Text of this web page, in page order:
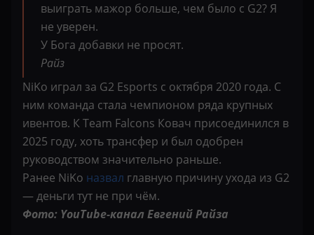
выиграть мажор больше, чем было с G2? Я
не уверен.
У Бога добавки не просят.
Райз
NiKo играл за G2 Esports с октября 2020 года. С
ним команда стала чемпионом ряда крупных
ивентов. К Team Falcons Ковач присоединился в
2025 году, хоть трансфер и был одобрен
руководством значительно раньше.
Ранее NiKo назвал главную причину ухода из G2
— деньги тут не при чём.
Фото: YouTube-канал Евгений Райза